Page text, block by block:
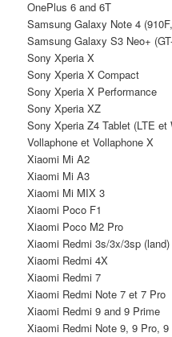
OnePlus 6 and 6T
Samsung Galaxy Note 4
Samsung Galaxy S3 Neo+
Sony Xperia X
Sony Xperia X Compact
Sony Xperia X Performance
Sony Xperia XZ
Sony Xperia Z4 Tablet (LTE et
Vollaphone et Vollaphone X
Xiaomi Mi A2
Xiaomi Mi A3
Xiaomi Mi MIX 3
Xiaomi Poco F1
Xiaomi Poco M2 Pro
Xiaomi Redmi 3s/3x/3sp (land)
Xiaomi Redmi 4X
Xiaomi Redmi 7
Xiaomi Redmi Note 7 et 7 Pro
Xiaomi Redmi 9 and 9 Prime
Xiaomi Redmi Note 9, 9 Pro,